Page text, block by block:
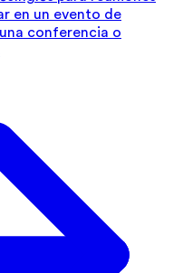
en un evento de
conferencia o